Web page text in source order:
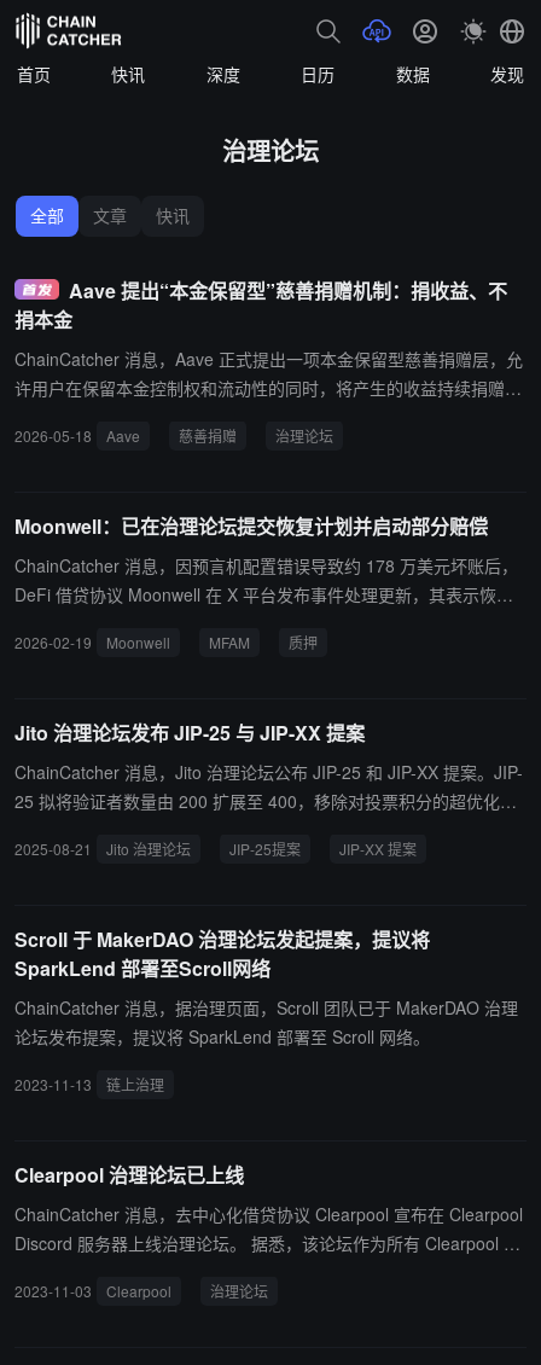
首页 快讯 深度 日历 数据 发现
治理论坛
全部 文章 快讯
Aave 提出“本金保留型”慈善捐赠机制：捐收益、不
捐本金
ChainCatcher 消息，Aave 正式提出一项本金保留型慈善捐赠层，允
许用户在保留本金控制权和流动性的同时，将产生的收益持续捐赠给
其核心在于解决传统慈善模式的三大痛点：捐赠者需永久放弃本金、
可取回本金。
2026-05-18 Aave 慈善捐赠 治理论坛
Moonwell：已在治理论坛提交恢复计划并启动部分赔偿
ChainCatcher 消息，因预言机配置错误导致约 178 万美元坏账后，
DeFi 借贷协议 Moonwell 在 X 平台发布事件处理更新，其表示恢复
社区融入 Moonwell 生态系统 (WELL)。 Moonwell Apollo Treasury
得补偿。
2026-02-19 Moonwell MFAM 质押
Jito 治理论坛发布 JIP-25 与 JIP-XX 提案
ChainCatcher 消息，Jito 治理论坛公布 JIP-25 和 JIP-XX 提案。JIP-
25 拟将验证者数量由 200 扩展至 400，移除对投票积分的超优化，
则允许 JitoSOL 质押者向符合条件的多个验证者表达委托偏好，DeFi
2025-08-21 Jito 治理论坛 JIP-25提案 JIP-XX 提案
Scroll 于 MakerDAO 治理论坛发起提案，提议将
SparkLend 部署至Scroll网络
ChainCatcher 消息，据治理页面，Scroll 团队已于 MakerDAO 治理
论坛发布提案，提议将 SparkLend 部署至 Scroll 网络。
2023-11-13 链上治理
Clearpool 治理论坛已上线
ChainCatcher 消息，去中心化借贷协议 Clearpool 宣布在 Clearpool
Discord 服务器上线治理论坛。 据悉，该论坛作为所有 Clearpool 利
和更广泛的用户社区。在新的质押模式启动后，社区成员可以在论坛
2023-11-03 Clearpool 治理论坛